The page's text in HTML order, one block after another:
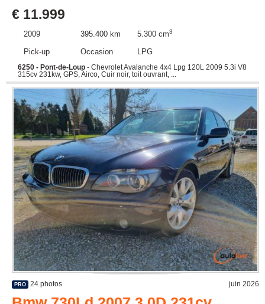
€ 11.999
2009 395.400 km 5.300 cm3
Pick-up Occasion LPG
6250 - Pont-de-Loup - Chevrolet Avalanche 4x4 Lpg 120L 2009 5.3i V8
315cv 231kw, GPS, Airco, Cuir noir, toit ouvrant, ...
PRO 24 photos juin 2026